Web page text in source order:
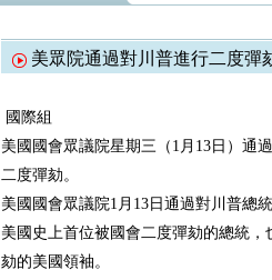
美眾院通過對川普進行二度彈
國際組
美國國會眾議院星期三（1月13日）通
二度彈劾。
美國國會眾議院1月13日通過對川普總
美國史上首位被國會二度彈劾的總統
劾的美國領袖。